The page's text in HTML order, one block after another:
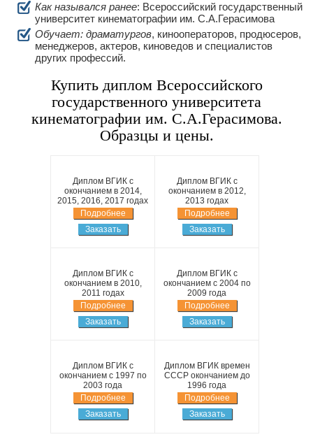
Как назывался ранее: Всероссийский государственный
университет кинематографии им. С.А.Герасимова
Обучает: драматургов, кинооператоров, продюсеров,
менеджеров, актеров, киноведов и специалистов
других профессий.
Купить диплом Всероссийского
государственного университета
кинематографии им. С.А.Герасимова.
Образцы и цены.
Диплом ВГИК с
окончанием в 2014,
2015, 2016, 2017 годах
Подробнее
Заказать
Диплом ВГИК с
окончанием в 2012,
2013 годах
Подробнее
Заказать
Диплом ВГИК с
окончанием в 2010,
2011 годах
Подробнее
Заказать
Диплом ВГИК с
окончанием с 2004 по
2009 года
Подробнее
Заказать
Диплом ВГИК с
окончанием с 1997 по
2003 года
Подробнее
Заказать
Диплом ВГИК времен
СССР окончанием до
1996 года
Подробнее
Заказать